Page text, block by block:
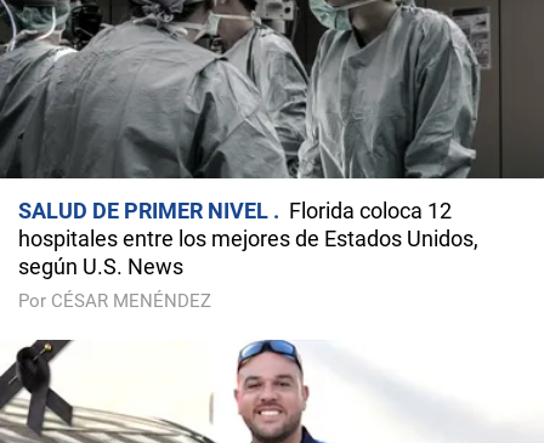
SALUD DE PRIMER NIVEL
Florida coloca 12
hospitales entre los mejores de Estados Unidos,
según U.S. News
Por CÉSAR MENÉNDEZ